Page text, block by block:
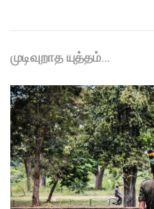
முடிவுறாத யுத்தம்…